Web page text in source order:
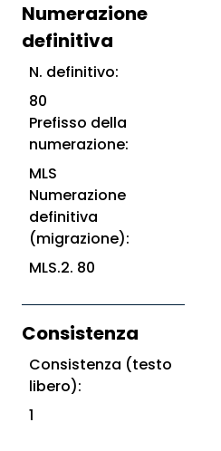
Numerazione
definitiva
N. definitivo:
80
Prefisso della
numerazione:
MLS
Numerazione
definitiva
(migrazione):
MLS.2. 80
Consistenza
Consistenza (testo
libero):
1